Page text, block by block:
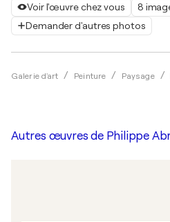
Voir l'œuvre chez vous
8
Demander d'autres photos
Galerie d'art Peinture Paysage
Autres œuvres de Philippe